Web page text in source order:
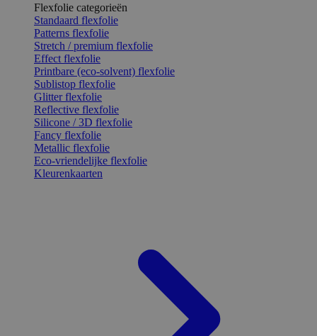
Flexfolie categorieën
Standaard flexfolie
Patterns flexfolie
Stretch / premium flexfolie
Effect flexfolie
Printbare (eco-solvent) flexfolie
Sublistop flexfolie
Glitter flexfolie
Reflective flexfolie
Silicone / 3D flexfolie
Fancy flexfolie
Metallic flexfolie
Eco-vriendelijke flexfolie
Kleurenkaarten